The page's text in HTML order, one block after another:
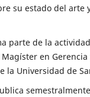
su estado del arte
parte de la
en
la Universidad de